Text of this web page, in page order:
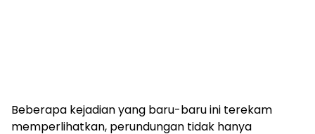
Beberapa kejadian yang baru-baru ini terekam
memperlihatkan, perundungan tidak hanya